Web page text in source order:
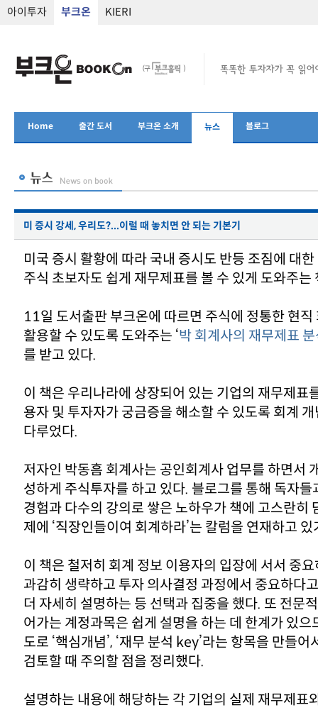
아이투자 부크온 KIERI
Home 출간 도서 부크온 소개 뉴스 블로그
미 증시 강세, 우리도?...이럴 때 놓치면 안 되는 기본기
미국 증시 활황에 따라 국내 증시도 반등 조짐에 대
주식 초보자도 쉽게 재무제표를 볼 수 있게 도와주는
11일 도서출판 부크온에 따르면 주식에 정통한 현
활용할 수 있도록 도와주는 ‘박 회계사의 재무제표
를 받고 있다.
이 책은 우리나라에 상장되어 있는 기업의 재무제표
용자 및 투자자가 궁금증을 해소할 수 있도록 회계
다루었다.
저자인 박동흠 회계사는 공인회계사 업무를 하면서
성하게 주식투자를 하고 있다. 블로그를 통해 독자
경험과 다수의 강의로 쌓은 노하우가 책에 고스란히
제에 ‘직장인들이여 회계하라’는 칼럼을 연재하고
이 책은 철저히 회계 정보 이용자의 입장에 서서 중
과감히 생략하고 투자 의사결정 과정에서 중요하다
더 자세히 설명하는 등 선택과 집중을 했다. 또 전문
어가는 계정과목은 쉽게 설명을 하는 데 한계가 있
도로 ‘핵심개념’, ‘재무 분석 key’라는 항목을 만들
검토할 때 주의할 점을 정리했다.
설명하는 내용에 해당하는 각 기업의 실제 재무제표